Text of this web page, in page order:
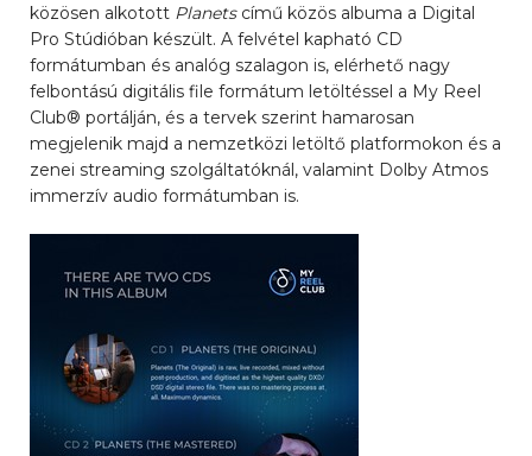
közösen alkotott Planetscímű közös albuma a Digital
Pro Stúdióban készült. A felvétel kapható CD
formátumban és analóg szalagon is, elérhető nagy
felbontású digitális file formátum letöltéssel a My Reel
Club® portálján, és a tervek szerint hamarosan
megjelenik majd a nemzetközi letöltő platformokon és a
zenei streaming szolgáltatóknál, valamint Dolby Atmos
immerzív audio formátumban is.